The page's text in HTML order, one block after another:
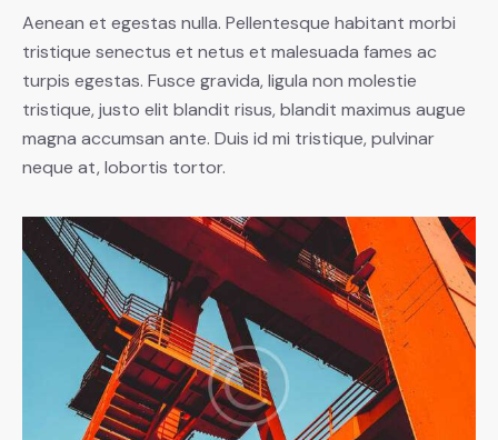
Aenean et egestas nulla. Pellentesque habitant morbi
tristique senectus et netus et malesuada fames ac
turpis egestas. Fusce gravida, ligula non molestie
tristique, justo elit blandit risus, blandit maximus augue
magna accumsan ante. Duis id mi tristique, pulvinar
neque at, lobortis tortor.